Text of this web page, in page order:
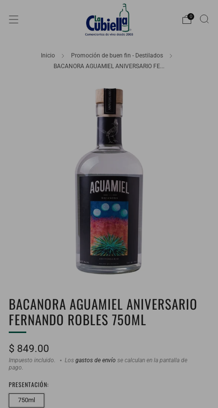
0
Inicio
Promoción de buen fin - Destilados
BACANORA AGUAMIEL ANIVERSARIO FE...
BACANORA AGUAMIEL ANIVERSARIO
FERNANDO ROBLES 750ML
Precio
habitual
$ 849.00
Impuesto incluido. Los gastos de envío se calculan en la pantalla de
pago.
PRESENTACIÓN:
750ml